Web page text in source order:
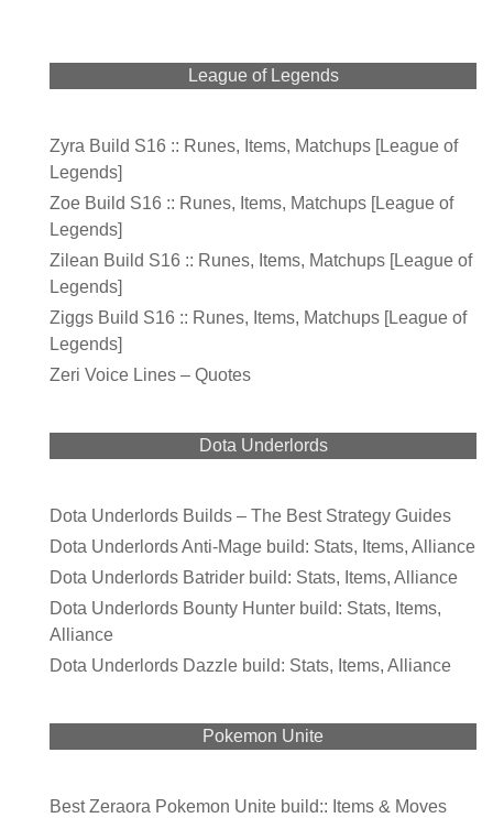
League of Legends
Zyra Build S16 :: Runes, Items, Matchups [League of
Legends]
Zoe Build S16 :: Runes, Items, Matchups [League of
Legends]
Zilean Build S16 :: Runes, Items, Matchups [League of
Legends]
Ziggs Build S16 :: Runes, Items, Matchups [League of
Legends]
Zeri Voice Lines – Quotes
Dota Underlords
Dota Underlords Builds – The Best Strategy Guides
Dota Underlords Anti-Mage build: Stats, Items, Alliance
Dota Underlords Batrider build: Stats, Items, Alliance
Dota Underlords Bounty Hunter build: Stats, Items,
Alliance
Dota Underlords Dazzle build: Stats, Items, Alliance
Pokemon Unite
Best Zeraora Pokemon Unite build:: Items & Moves